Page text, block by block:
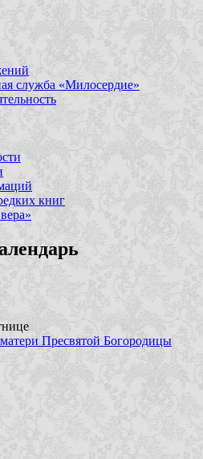
служба «Милосердие»
книг
Пресвятой Богородицы